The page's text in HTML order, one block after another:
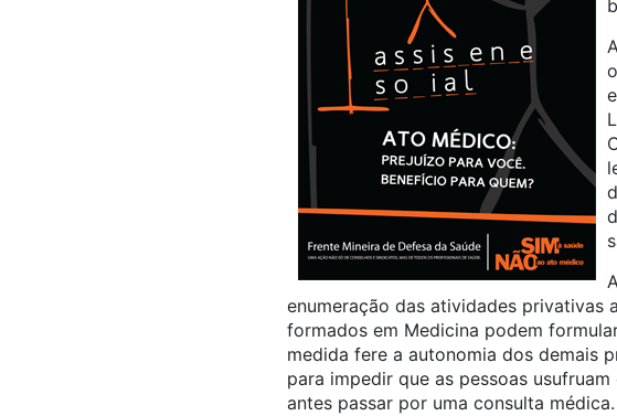
enumeração das atividades privativas
formados em Medicina podem
medida fere a autonomia dos demais
para impedir que as pessoas
antes passar por uma consulta médica.